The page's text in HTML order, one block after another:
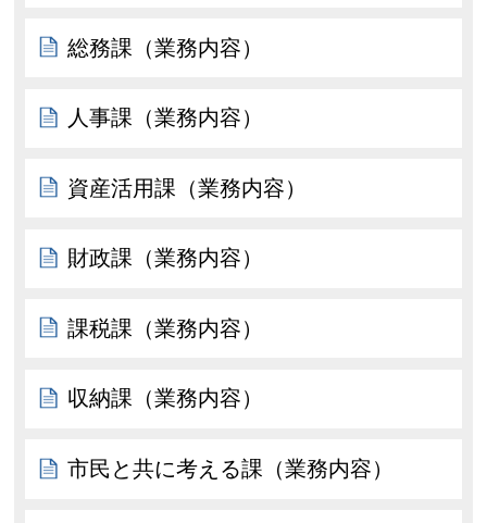
総務課（業務内容）
人事課（業務内容）
資産活用課（業務内容）
財政課（業務内容）
課税課（業務内容）
収納課（業務内容）
市民と共に考える課（業務内容）